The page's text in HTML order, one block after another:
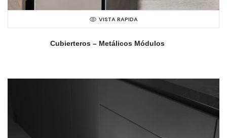
VISTA RAPIDA
Cubierteros – Metálicos Módulos